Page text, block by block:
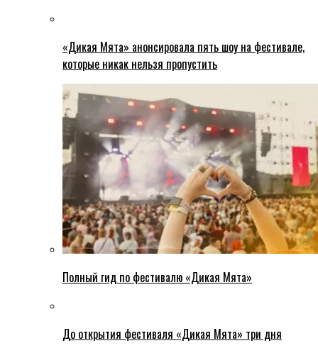
«Дикая Мята» анонсировала пять шоу на фестивале,
которые никак нельзя пропустить
Полный гид по фестивалю «Дикая Мята»
До открытия фестиваля «Дикая Мята» три дня